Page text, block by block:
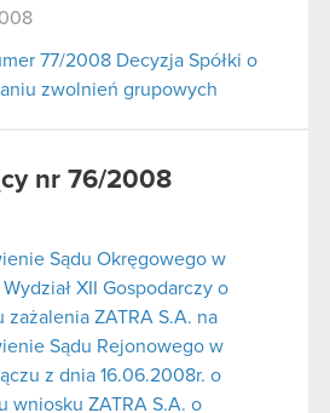
77/2008 Decyzja Spółki o
zwolnień grupowych
nr 76/2008
Sądu Okręgowego w
XII Gospodarczy o
zażalenia ZATRA S.A. na
Sądu Rejonowego w
z dnia 16.06.2008r. o
wniosku ZATRA S.A. o